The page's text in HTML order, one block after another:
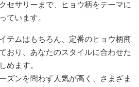
セサリーまで、ヒョウ柄をテーマに
ています。
テムはもちろん、定番のヒョウ柄商
おり、あなたのスタイルに合わせた
めます。
ズンを問わず人気が高く、さまざま